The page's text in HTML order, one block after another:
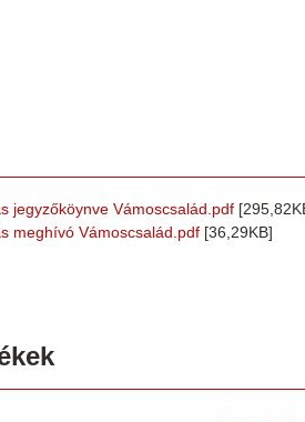
jegyzőköynve Vámoscsalád.pdf
meghívó Vámoscsalád.pdf [36,29KB]